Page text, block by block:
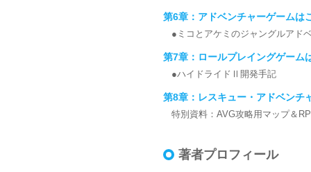
第6章：アドベンチャーゲームは
●ミコとアケミのジャングルアド
第7章：ロールプレイングゲーム
●ハイドライドⅡ開発手記
第8章：レスキュー・アドベンチ
特別資料：AVG攻略用マップ＆
著者プロフィール